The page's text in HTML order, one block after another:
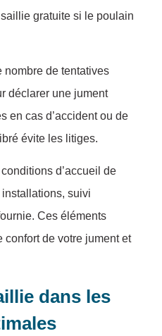
gratuite si le poulain
nombre de tentatives
déclarer une jument
en cas d’accident ou de
évite les litiges.
d’accueil de
suivi
Ces éléments
confort de votre jument et
dans les